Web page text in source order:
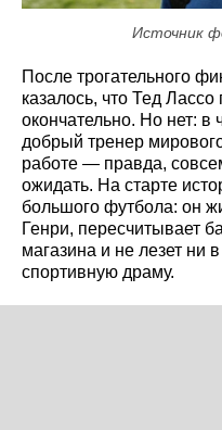
Источник
После трогательного
казалось, что Тед
окончательно. Но нет: в
добрый тренер
работе — правда,
ожидать. На старте
большого футбола: он
Генри, пересчитывает
магазина и не лезет ни
спортивную драму.